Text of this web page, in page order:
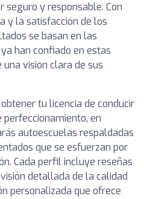
y responsable. Con
y la satisfacción de los
se basan en las
han confiado en estas
visión clara de sus
tu licencia de conducir
en
autoescuelas respaldadas
que se esfuerzan por
Cada perfil incluye reseñas
detallada de la calidad
personalizada que ofrece